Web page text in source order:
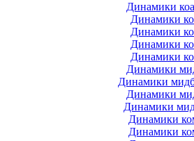
Динамики
Динамики
Динамики
Динамики
Динамики
Динамики
Динамики
Динамики
Динамики
Динамики
Динамики